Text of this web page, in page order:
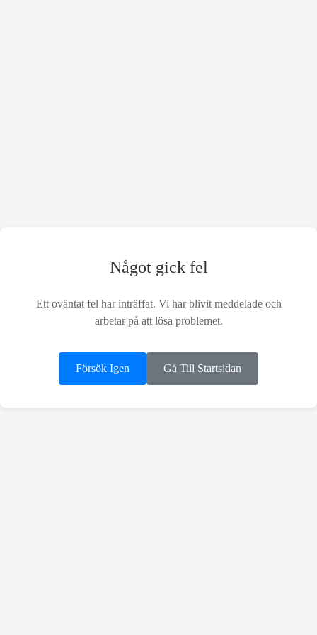
Något gick fel
Ett oväntat fel har inträffat. Vi har blivit meddelade och
arbetar på att lösa problemet.
Försök Igen Gå Till Startsidan